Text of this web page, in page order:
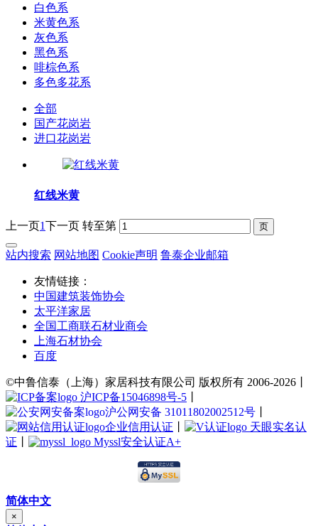
白色系
米黄色系
灰色系
黑色系
啡棕色系
多色多花系
全部
国产花岗岩
进口花岗岩
红线米黄
上一页1下一页 转至第
站内搜索 网站地图 Cookie声明 鲁泰企业邮箱
友情链接：
中国建筑装饰协会
太平洋家居
全国工商联石材业商会
上海石材协会
百度
©中鲁信泰（上海）家居科技有限公司 版权所有 2006-2026丨
沪ICP备15046898号-5
沪公网安备 31011802002512号
企业信用认证
天眼实名认
证
Myssl安全认证A+
简体中文
×